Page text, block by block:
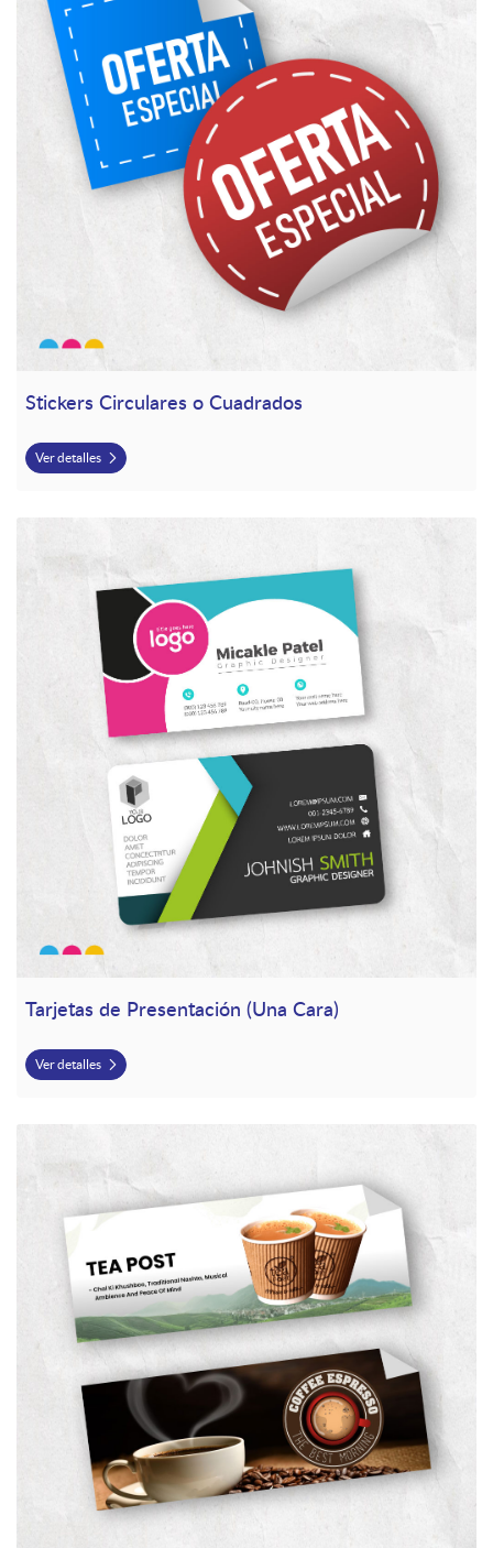
Stickers Circulares o Cuadrados
Ver detalles
Tarjetas de Presentación (Una Cara)
Ver detalles
Ver detalles Stickers Rectangulares